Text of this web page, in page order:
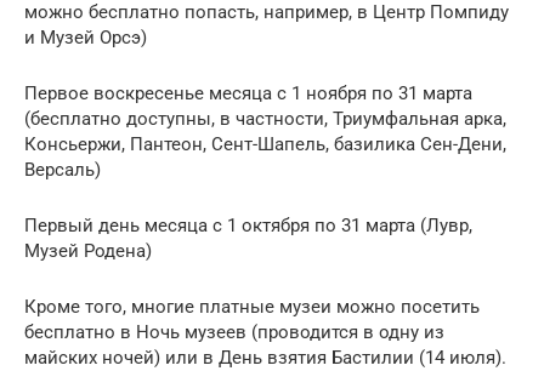
можно бесплатно попасть, например, в Центр Помпиду
и Музей Орсэ)
Первое воскресенье месяца с 1 ноября по 31 марта
(бесплатно доступны, в частности, Триумфальная арка,
Консьержи, Пантеон, Сент-Шапель, базилика Сен-Дени,
Версаль)
Первый день месяца с 1 октября по 31 марта (Лувр,
Музей Родена)
Кроме того, многие платные музеи можно посетить
бесплатно в Ночь музеев (проводится в одну из
майских ночей) или в День взятия Бастилии (14 июля).